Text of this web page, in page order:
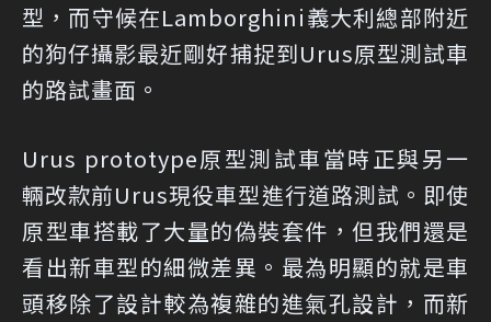
型，而守候在Lamborghini義大利總部附近
的狗仔攝影最近剛好捕捉到Urus原型測試車
的路試畫面。
Urus prototype原型測試車當時正與另一
輛改款前Urus現役車型進行道路測試。即使
原型車搭載了大量的偽裝套件，但我們還是
看出新車型的細微差異。最為明顯的就是車
頭移除了設計較為複雜的進氣孔設計，而新